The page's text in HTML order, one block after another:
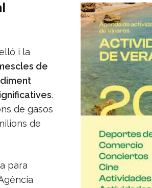
i la
de
.
de gasos
de
para